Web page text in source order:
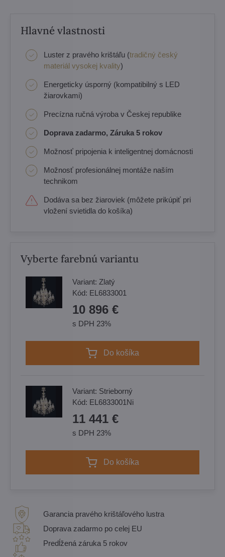
Hlavné vlastnosti
Luster z pravého krištáľu (tradičný český
materiál vysokej kvality)
Energeticky úsporný (kompatibilný s LED
žiarovkami)
Precízna ručná výroba v Českej republike
Doprava zadarmo, Záruka 5 rokov
Možnosť pripojenia k inteligentnej domácnosti
Možnosť profesionálnej montáže naším
technikom
Dodáva sa bez žiaroviek (môžete prikúpiť pri
vložení svietidla do košíka)
Vyberte farebnú variantu
Variant: Zlatý
Kód: EL6833001
10 896 €
s DPH 23%
Do košíka
Variant: Strieborný
Kód: EL6833001Ni
11 441 €
s DPH 23%
Do košíka
Garancia pravého krištáľového lustra
Doprava zadarmo po celej EU
Predĺžená záruka 5 rokov